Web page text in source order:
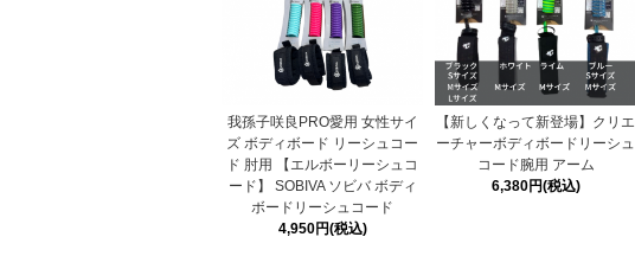
我孫子咲良PRO愛用 女性サイ
ズ ボディボード リーシュコー
ド 肘用 【エルボーリーシュコ
ード】 SOBIVA ソビバ ボディ
ボードリーシュコード
4,950円(税込)
【新しくなって新登場】クリエ
ーチャーボディボードリーシュ
コード腕用 アーム
6,380円(税込)